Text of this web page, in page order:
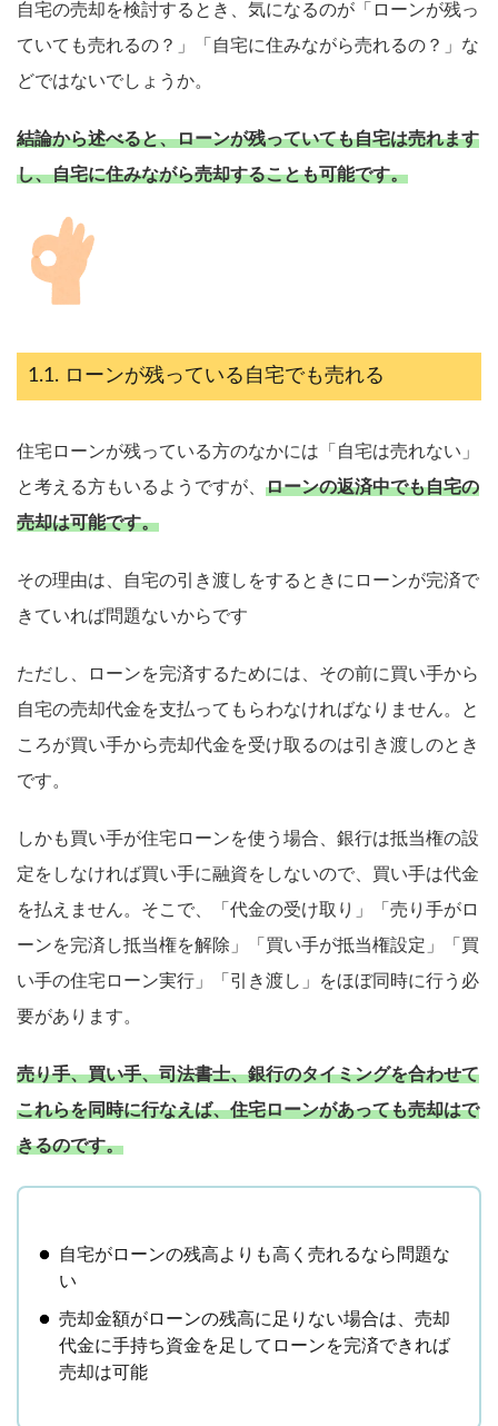
自宅の売却を検討するとき、気になるのが「ローンが残っ
ていても売れるの？」「自宅に住みながら売れるの？」な
どではないでしょうか。
結論から述べると、ローンが残っていても自宅は売れます
し、自宅に住みながら売却することも可能です。
ローンが残っている自宅でも売れる
住宅ローンが残っている方のなかには「自宅は売れない」
と考える方もいるようですが、 ローンの返済中でも自宅の
売却は可能です。
その理由は、自宅の引き渡しをするときにローンが完済で
きていれば問題ないからです
ただし、ローンを完済するためには、その前に買い手から
自宅の売却代金を支払ってもらわなければなりません。と
ころが買い手から売却代金を受け取るのは引き渡しのとき
です。
しかも買い手が住宅ローンを使う場合、銀行は抵当権の設
定をしなければ買い手に融資をしないので、買い手は代金
を払えません。そこで、「代金の受け取り」「売り手がロ
ーンを完済し抵当権を解除」「買い手が抵当権設定」「買
い手の住宅ローン実行」「引き渡し」をほぼ同時に行う必
要があります。
売り手、買い手、司法書士、銀行のタイミングを合わせて
これらを同時に行なえば、住宅ローンがあっても売却はで
きるのです。
自宅がローンの残高よりも高く売れるなら問題な
い
売却金額がローンの残高に足りない場合は、売却
代金に手持ち資金を足してローンを完済できれば
売却は可能